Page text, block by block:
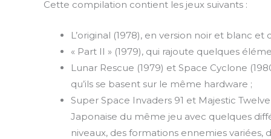
Cette compilation contient les jeux suivants :
L’original (1978), en version noir et blanc et
« Part II » (1979), qui rajoute quelques
Lunar Rescue (1979) et Space Cyclone
qu’ils se basent sur le même hardware ;
Super Space Invaders 91 et Majestic
Japonaise du même jeu avec quelques
niveaux, des formations ennemies variées,